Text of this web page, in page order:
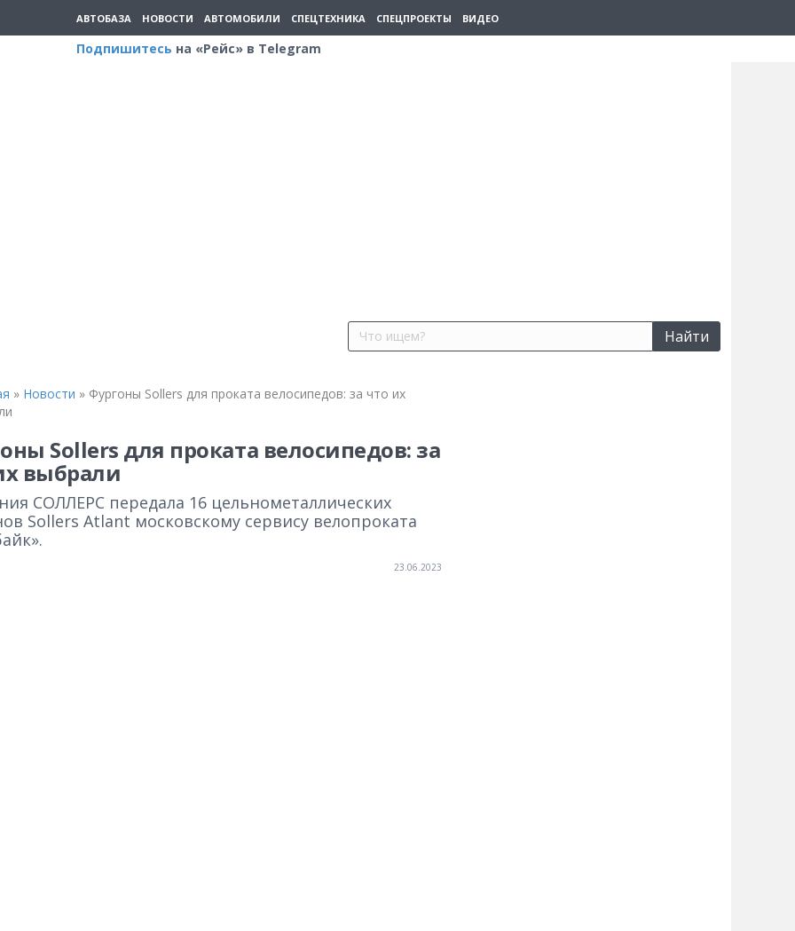
АВТОБАЗА НОВОСТИ АВТОМОБИЛИ СПЕЦТЕХНИКА СПЕЦПРОЕКТЫ ВИДЕО
Подпишитесь на «Рейс» в Telegram
Найти
» Новости » Фургоны Sollers для проката велосипедов: за что их
Sollers для проката велосипедов: за
выбрали
СОЛЛЕРС передала 16 цельнометаллических
Sollers Atlant московскому сервису велопроката
23.06.2023